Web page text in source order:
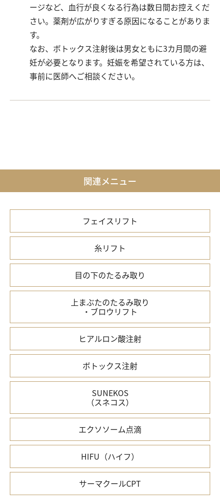
ージなど、血行が良くなる行為は数日間お控えくだ
さい。薬剤が広がりすぎる原因になることがありま
す。
なお、ボトックス注射後は男女ともに3カ月間の避
妊が必要となります。妊娠を希望されている方は、
事前に医師へご相談ください。
関連メニュー
フェイスリフト
糸リフト
目の下のたるみ取り
上まぶたのたるみ取り
・ブロウリフト
ヒアルロン酸注射
ボトックス注射
SUNEKOS
（スネコス）
エクソソーム点滴
HIFU（ハイフ）
サーマクールCPT